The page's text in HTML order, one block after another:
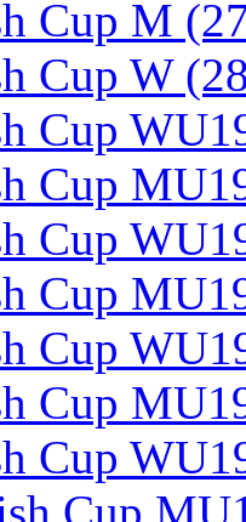
Cup M
Cup W
Cup
Cup
Cup
Cup
Cup
Cup
Cup
Cup